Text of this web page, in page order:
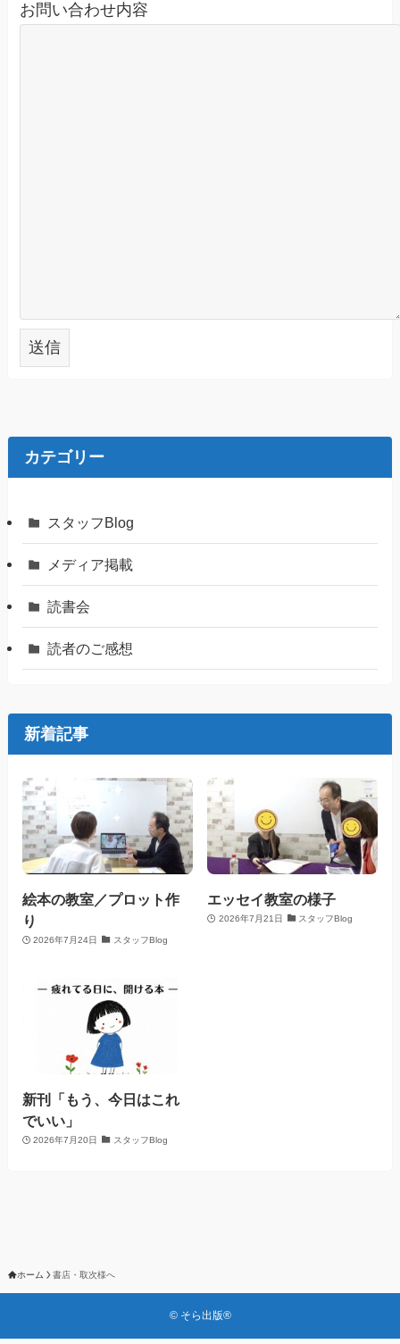
お問い合わせ内容
カテゴリー
スタッフBlog
メディア掲載
読書会
読者のご感想
新着記事
絵本の教室／プロット作
り
2026年7月24日 スタッフBlog
エッセイ教室の様子
2026年7月21日 スタッフBlog
新刊「もう、今日はこれ
でいい」
2026年7月20日 スタッフBlog
ホーム 書店・取次様へ
©そら出版®